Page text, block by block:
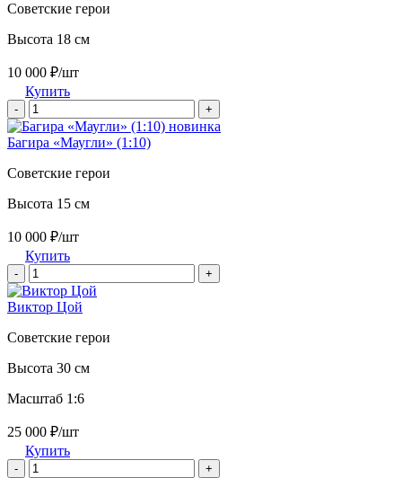
Советские герои
Высота 18 см
10 000 ₽/шт
Купить
- +
новинка
Багира «Маугли» (1:10)
Советские герои
Высота 15 см
10 000 ₽/шт
Купить
- +
Виктор Цой
Советские герои
Высота 30 см
Масштаб 1:6
25 000 ₽/шт
Купить
- +